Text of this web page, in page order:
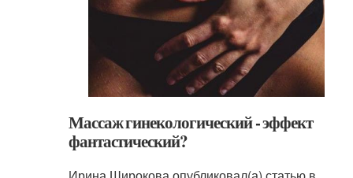
Массаж гинекологический - эффект
фантастический?